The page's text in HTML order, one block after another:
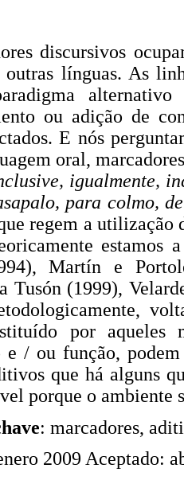
discursivos
outras línguas. As
ou adição de
E nós
oral,
igualmente,
para colmo,
regem a
estamos
Martín e
Tusón (1999),
por aqueles
e / ou função,
que há alguns
porque o ambiente
: marcadores,
2009 Aceptado: